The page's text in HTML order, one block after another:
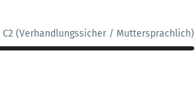
C2 (Verhandlungssicher / Muttersprachlich)